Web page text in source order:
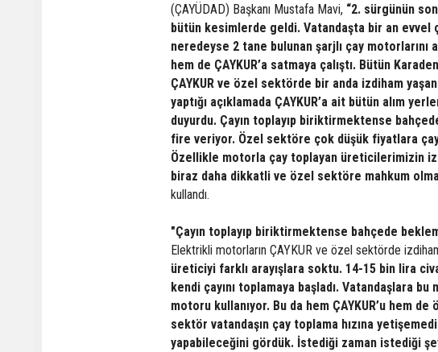
(ÇAYÜDAD) Başkanı Mustafa Mavi, “2. sürgünün
bütün kesimlerde geldi. Vatandaşta bir an evvel
neredeyse 2 tane bulunan şarjlı çay
hem de ÇAYKUR’a satmaya çalıştı. Bütün
ÇAYKUR ve özel sektörde bir anda izdiham
yaptığı açıklamada ÇAYKUR’a ait bütün alım
duyurdu. Çayın toplayıp biriktirmektense
fire veriyor. Özel sektöre çok düşük fiyatlara çay
Özellikle motorla çay toplayan üreticilerimizin
biraz daha dikkatli ve özel sektöre mahkum
kullandı.
"Çayın toplayıp biriktirmektense bahçede
Elektrikli motorların ÇAYKUR ve özel sektörde
üreticiyi farklı arayışlara soktu. 14-15 bin lira
kendi çayını toplamaya başladı. Vatandaşlara bu
motoru kullanıyor. Bu da hem ÇAYKUR’u hem
sektör vatandaşın çay toplama hızına
yapabileceğini gördük. İstediği zaman istediği